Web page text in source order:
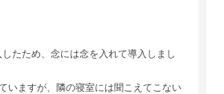
たため、念には念を入れて導入しまし
いますが、隣の寝室には聞こえてこない